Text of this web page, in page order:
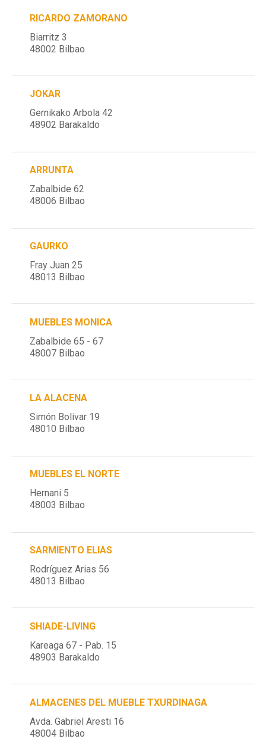
RICARDO ZAMORANO
Biarritz 3
48002 Bilbao
JOKAR
Gernikako Arbola 42
48902 Barakaldo
ARRUNTA
Zabalbide 62
48006 Bilbao
GAURKO
Fray Juan 25
48013 Bilbao
MUEBLES MONICA
Zabalbide 65 - 67
48007 Bilbao
LA ALACENA
Simón Bolivar 19
48010 Bilbao
MUEBLES EL NORTE
Hernani 5
48003 Bilbao
SARMIENTO ELIAS
Rodríguez Arias 56
48013 Bilbao
SHIADE-LIVING
Kareaga 67 - Pab. 15
48903 Barakaldo
ALMACENES DEL MUEBLE TXURDINAGA
Avda. Gabriel Aresti 16
48004 Bilbao